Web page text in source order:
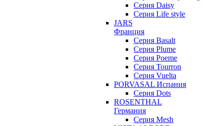
Серия Daisy
Серия Life style
JARS
Франция
Серия Basalt
Серия Plume
Серия Poeme
Серия Tourron
Серия Vuelta
PORVASAL Испания
Серия Dots
ROSENTHAL
Германия
Серия Mesh